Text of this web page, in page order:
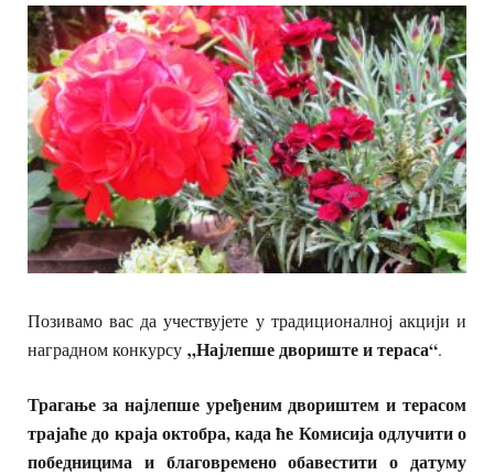
Позивамо вас да учествујете у традиционалној акцији и
наградном конкурсу „Најлепше двориште и тераса“.
Трагање за најлепше уређеним двориштем и терасом
трајаће до краја октобра, када ће Комисија одлучити о
победницима и благовремено обавестити о датуму